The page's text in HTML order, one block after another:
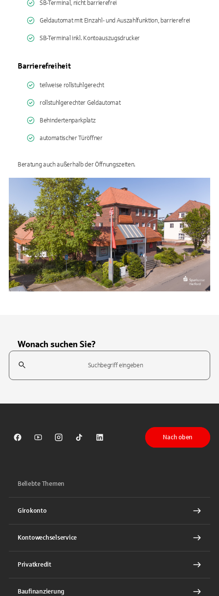
SB-Terminal, nicht barrierefrei
Geldautomat mit Einzahl- und Auszahlfunktion, barrierefrei
SB-Terminal inkl. Kontoauszugsdrucker
Barrierefreiheit
teilweise rollstuhlgerecht
rollstuhlgerechter Geldautomat
Behindertenparkplatz
automatischer Türöffner
Beratung auch außerhalb der Öffnungszeiten.
Wonach suchen Sie?
Suchfeld
Sparkasse auf Facebook
Sparkasse auf Youtube
Sparkasse auf Instagram
Sparkasse auf TikTok
Sparkasse auf LinkedIn
Nach oben
Beliebte Themen
Girokonto
Kontowechselservice
Privatkredit
Baufinanzierung